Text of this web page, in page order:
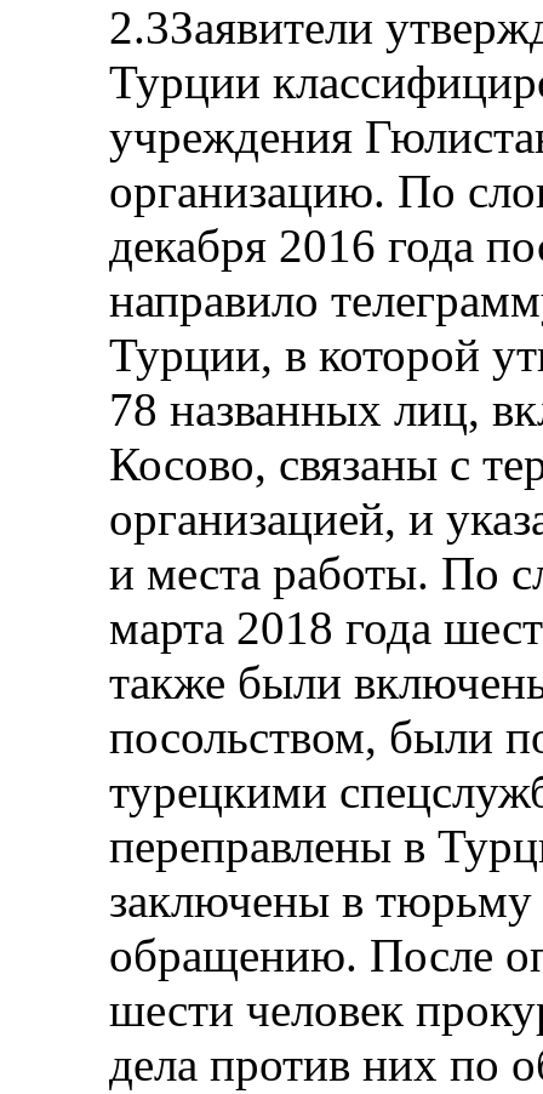
2.3Заявители
Турции
учреждения
организацию. По
декабря 2016 года
направило
Турции, в которой
78 названных лиц,
Косово, связаны с
организацией, и
и места работы. По
марта 2018 года
также были
посольством, были
турецкими
переправлены в
заключены в тюрьму
обращению. После
шести человек
дела против них по